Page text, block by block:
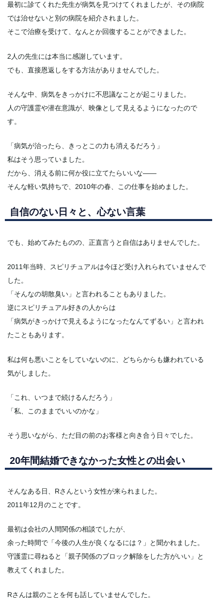
最初に診てくれた先生が病気を見つけてくれましたが、その病院
では治せないと別の病院を紹介されました。
そこで治療を受けて、なんとか回復することができました。
2人の先生には本当に感謝しています。
でも、直接恩返しをする方法がありませんでした。
そんな中、病気をきっかけに不思議なことが起こりました。
人の守護霊や潜在意識が、映像として見えるようになったので
す。
「病気が治ったら、きっとこの力も消えるだろう」
私はそう思っていました。
だから、消える前に何か役に立てたらいいな——
そんな軽い気持ちで、2010年の春、この仕事を始めました。
自信のない日々と、心ない言葉
でも、始めてみたものの、正直言うと自信はありませんでした。
2011年当時、スピリチュアルは今ほど受け入れられていませんで
した。
「そんなの胡散臭い」と言われることもありました。
逆にスピリチュアル好きの人からは
「病気がきっかけで見えるようになったなんてずるい」と言われ
たこともあります。
私は何も悪いことをしていないのに、どちらからも嫌われている
気がしました。
「これ、いつまで続けるんだろう」
「私、このままでいいのかな」
そう思いながら、ただ目の前のお客様と向き合う日々でした。
20年間結婚できなかった女性との出会い
そんなある日、Rさんという女性が来られました。
2011年12月のことです。
最初は会社の人間関係の相談でしたが、
余った時間で「今後の人生が良くなるには？」と聞かれました。
守護霊に尋ねると「親子関係のブロック解除をした方がいい」と
教えてくれました。
Rさんは親のことを何も話していませんでした。